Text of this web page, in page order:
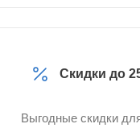
Скидки до
Выгодные скидки